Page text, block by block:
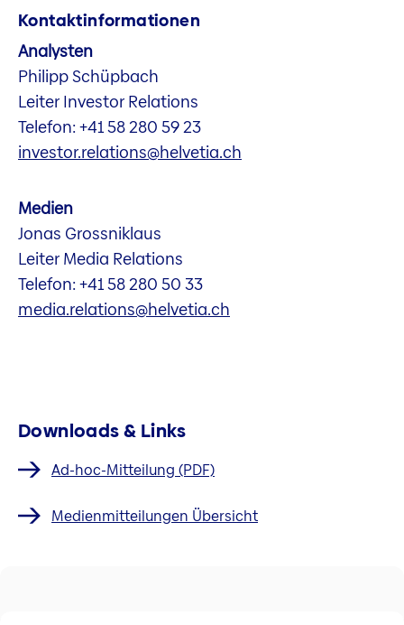
Kontaktinformationen
Analysten
Philipp Schüpbach
Leiter Investor Relations
Telefon: +41 58 280 59 23
investor.relations@helvetia.ch
Medien
Jonas Grossniklaus
Leiter Media Relations
Telefon: +41 58 280 50 33
media.relations@helvetia.ch
Downloads & Links
Ad-hoc-Mitteilung (PDF)
Medienmitteilungen Übersicht